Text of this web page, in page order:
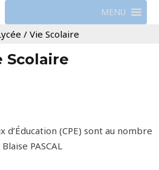
MENU
/ Vie Scolaire
Scolaire
d’Éducation (CPE) sont au nombre
PASCAL